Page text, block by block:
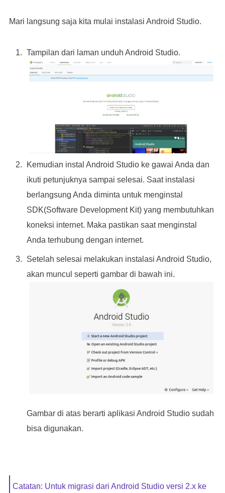
Mari langsung saja kita mulai instalasi Android Studio.
Tampilan dari laman unduh Android Studio.
Kemudian instal Android Studio ke gawai Anda dan
ikuti petunjuknya sampai selesai. Saat instalasi
berlangsung Anda diminta untuk menginstal
SDK(Software Development Kit) yang membutuhkan
koneksi internet. Maka pastikan saat menginstal
Anda terhubung dengan internet.
Setelah selesai melakukan instalasi Android Studio,
akan muncul seperti gambar di bawah ini.
Gambar di atas berarti aplikasi Android Studio sudah
bisa digunakan.
Catatan: Untuk migrasi dari Android Studio versi 2.x ke